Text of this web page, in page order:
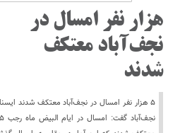
هزار نفر امسال در
نجف‌آباد معتکف
شدند
۵ هزار نفر امسال در نجف‌آباد معتکف شدند